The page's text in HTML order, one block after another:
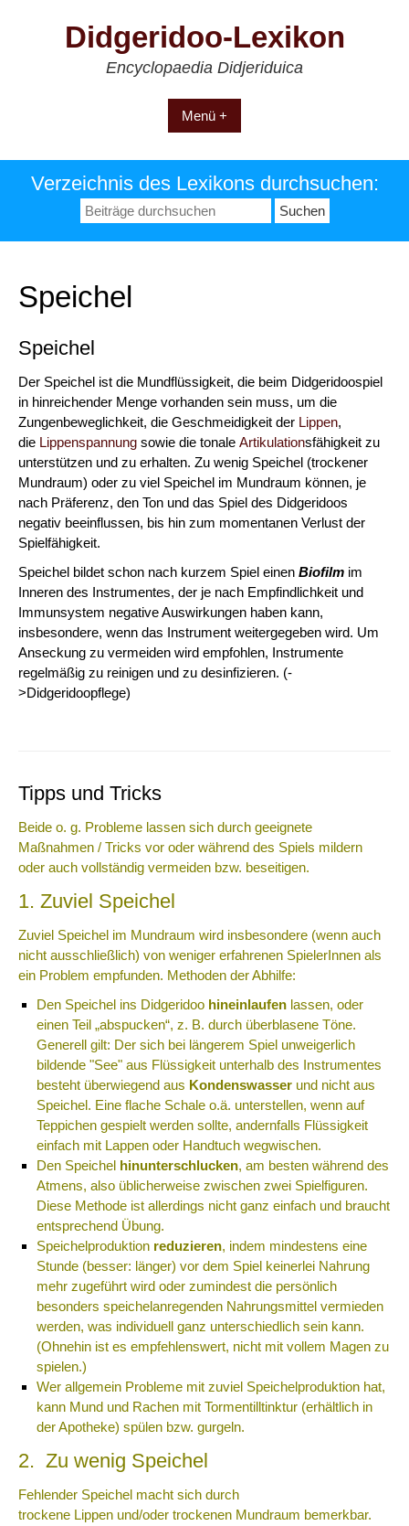
Didgeridoo-Lexikon
Encyclopaedia Didjeriduica
Menü +
Verzeichnis des Lexikons durchsuchen:
Suchen
nach:
Speichel
Speichel
Der Speichel ist die Mundflüssigkeit, die beim Didgeridoospiel
in hinreichender Menge vorhanden sein muss, um die
Zungenbeweglichkeit, die Geschmeidigkeit der Lippen,
die Lippenspannung sowie die tonale Artikulationsfähigkeit zu
unterstützen und zu erhalten. Zu wenig Speichel (trockener
Mundraum) oder zu viel Speichel im Mundraum können, je
nach Präferenz, den Ton und das Spiel des Didgeridoos
negativ beeinflussen, bis hin zum momentanen Verlust der
Spielfähigkeit.
Speichel bildet schon nach kurzem Spiel einen Biofilm im
Inneren des Instrumentes, der je nach Empfindlichkeit und
Immunsystem negative Auswirkungen haben kann,
insbesondere, wenn das Instrument weitergegeben wird. Um
Anseckung zu vermeiden wird empfohlen, Instrumente
regelmäßig zu reinigen und zu desinfizieren. (-
>Didgeridoopflege)
Tipps und Tricks
Beide o. g. Probleme lassen sich durch geeignete
Maßnahmen / Tricks vor oder während des Spiels mildern
oder auch vollständig vermeiden bzw. beseitigen.
1. Zuviel Speichel
Zuviel Speichel im Mundraum wird insbesondere (wenn auch
nicht ausschließlich) von weniger erfahrenen SpielerInnen als
ein Problem empfunden. Methoden der Abhilfe:
Den Speichel ins Didgeridoo hineinlaufen lassen, oder
einen Teil „abspucken“, z. B. durch überblasene Töne.
Generell gilt: Der sich bei längerem Spiel unweigerlich
bildende "See" aus Flüssigkeit unterhalb des Instrumentes
besteht überwiegend aus Kondenswasser und nicht aus
Speichel. Eine flache Schale o.ä. unterstellen, wenn auf
Teppichen gespielt werden sollte, andernfalls Flüssigkeit
einfach mit Lappen oder Handtuch wegwischen.
Den Speichel hinunterschlucken, am besten während des
Atmens, also üblicherweise zwischen zwei Spielfiguren.
Diese Methode ist allerdings nicht ganz einfach und braucht
entsprechend Übung.
Speichelproduktion reduzieren, indem mindestens eine
Stunde (besser: länger) vor dem Spiel keinerlei Nahrung
mehr zugeführt wird oder zumindest die persönlich
besonders speichelanregenden Nahrungsmittel vermieden
werden, was individuell ganz unterschiedlich sein kann.
(Ohnehin ist es empfehlenswert, nicht mit vollem Magen zu
spielen.)
Wer allgemein Probleme mit zuviel Speichelproduktion hat,
kann Mund und Rachen mit Tormentilltinktur (erhältlich in
der Apotheke) spülen bzw. gurgeln.
2. Zu wenig Speichel
Fehlender Speichel macht sich durch
trockene Lippen und/oder trockenen Mundraum bemerkbar.